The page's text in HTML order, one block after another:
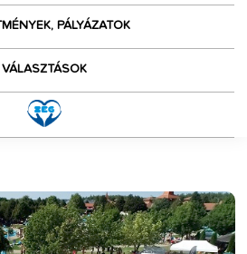
PÁLYÁZATOK
VÁLASZTÁSOK